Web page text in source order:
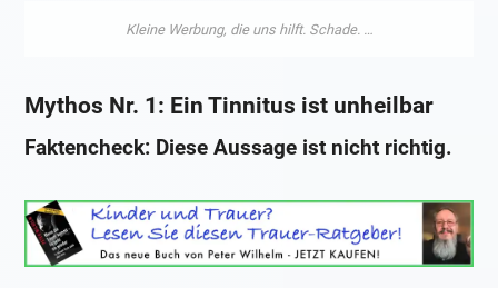
Mythos Nr. 1: Ein Tinnitus ist unheilbar
Faktencheck: Diese Aussage ist nicht richtig.